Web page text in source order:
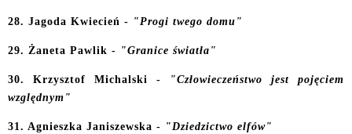
28. Jagoda Kwiecień - "Progi twego domu"
29. Żaneta Pawlik - "Granice światła"
30. Krzysztof Michalski -
"Człowieczeństwo jest pojęciem
względnym"
31. Agnieszka Janiszewska - "Dziedzictwo elfów"